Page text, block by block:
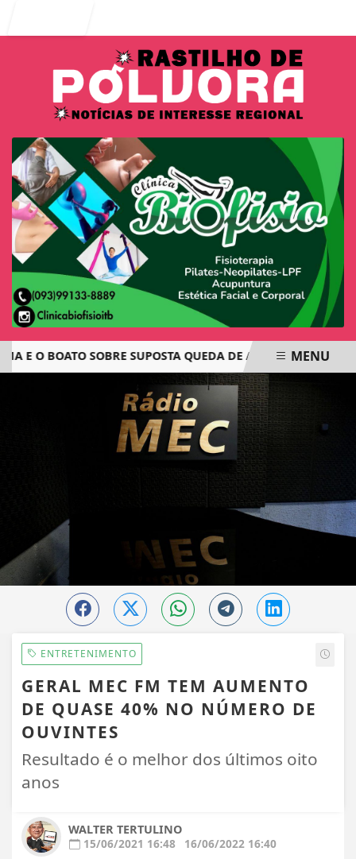
O BOATO SOBRE SUPOSTA QUEDA DE AVIÃO COM JOVENS
MENU
ENTRETENIMENTO
GERAL MEC FM TEM AUMENTO
DE QUASE 40% NO NÚMERO DE
OUVINTES
Resultado é o melhor dos últimos oito
anos
WALTER TERTULINO
15/06/2021 16:48
16/06/2022 16:40